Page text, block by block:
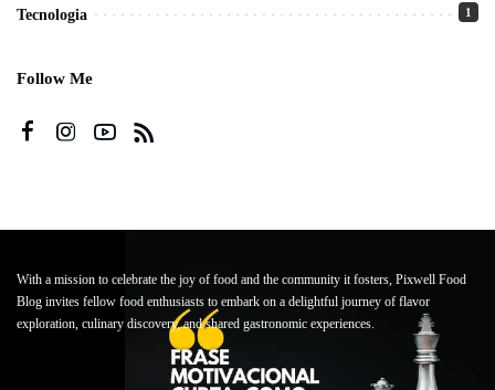
Tecnologia 1
Follow Me
With a mission to celebrate the joy of food and the community it fosters, Pixwell Food
Blog invites fellow food enthusiasts to embark on a delightful journey of flavor
exploration, culinary discovery, and shared gastronomic experiences.